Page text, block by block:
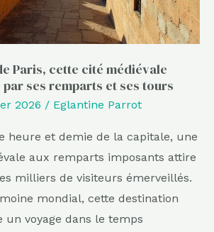
Paris, cette cité médiévale
ses remparts et ses tours
2026 / Eglantine Parrot
heure et demie de la capitale, une
aux remparts imposants attire
milliers de visiteurs émerveillés.
mondial, cette destination
un voyage dans le temps